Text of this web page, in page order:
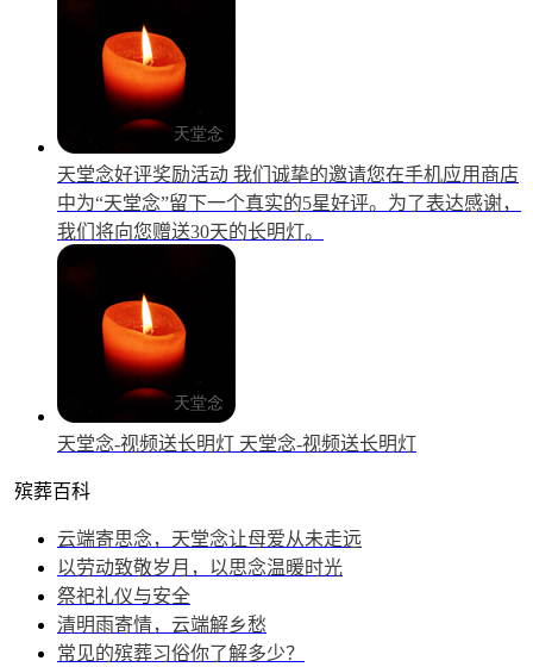
天堂念好评奖励活动 我们诚挚的邀请您在手机应用商店
中为“天堂念”留下一个真实的5星好评。为了表达感谢，
我们将向您赠送30天的长明灯。
天堂念-视频送长明灯 天堂念-视频送长明灯
殡葬百科
云端寄思念，天堂念让母爱从未走远
以劳动致敬岁月，以思念温暖时光
祭祀礼仪与安全
清明雨寄情，云端解乡愁
常见的殡葬习俗你了解多少？